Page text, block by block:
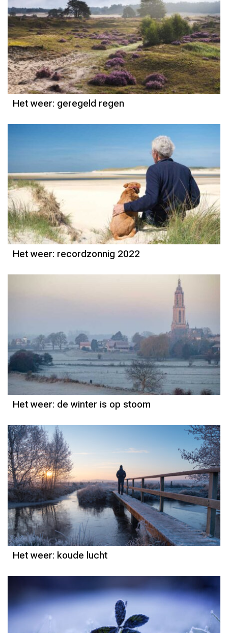
Het weer
Grieta Spannenburg
Het weer: geregeld regen
Het weer
Grieta Spannenburg
Het weer: recordzonnig 2022
Het weer
Jordi Bloem
Het weer: de winter is op stoom
Het weer
Grieta Spannenburg
Het weer: koude lucht